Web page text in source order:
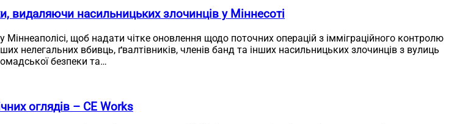
видаляючи насильницьких злочинців у Міннесоті
щоб надати чітке оновлення щодо поточних операцій з імміграційного контролю
нелегальних вбивць, ґвалтівників, членів банд та інших насильницьких злочинців з вулиць
безпеки та…
оглядів – CE Works